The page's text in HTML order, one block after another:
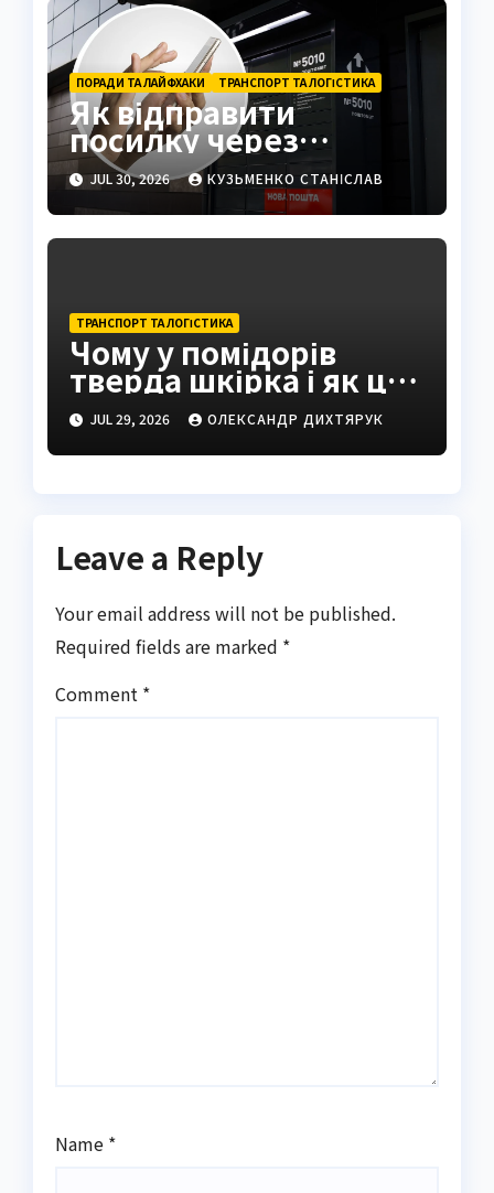
ПОРАДИ ТА ЛАЙФХАКИ ТРАНСПОРТ ТА ЛОГІСТИКА
Як відправити
посилку через
поштомат: повна
інструкція 2026
JUL 30, 2026 КУЗЬМЕНКО СТАНІСЛАВ
ТРАНСПОРТ ТА ЛОГІСТИКА
Чому у помідорів
тверда шкірка і як це
виправити
JUL 29, 2026 ОЛЕКСАНДР ДИХТЯРУК
Leave a Reply
Your email address will not be published.
Required fields are marked *
Comment *
Name *